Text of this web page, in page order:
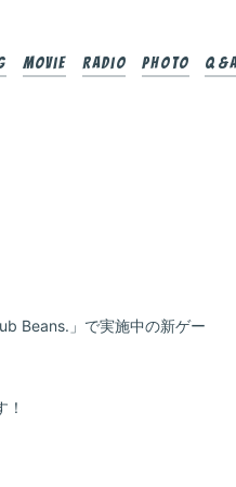
Movie Radio Photo Q&A
Beans.」で実施中の新ゲー